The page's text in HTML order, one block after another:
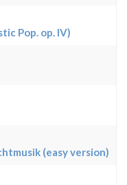
Pop. op. IV)
(easy version)